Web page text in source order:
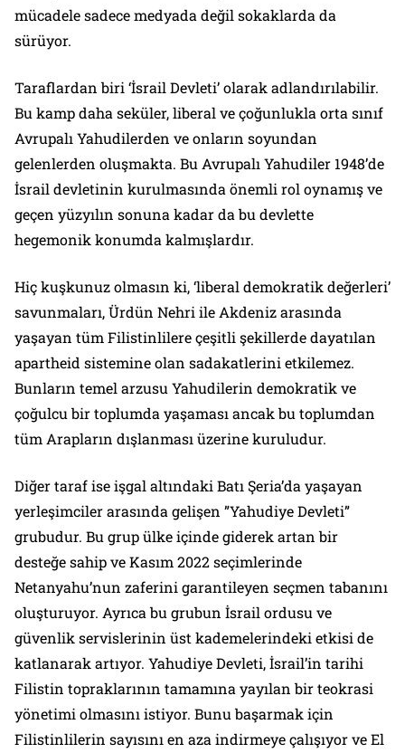
mücadele sadece medyada değil sokaklarda da
sürüyor.
Taraflardan biri ‘İsrail Devleti’ olarak adlandırılabilir.
Bu kamp daha seküler, liberal ve çoğunlukla orta sınıf
Avrupalı Yahudilerden ve onların soyundan
gelenlerden oluşmakta. Bu Avrupalı Yahudiler 1948’de
İsrail devletinin kurulmasında önemli rol oynamış ve
geçen yüzyılın sonuna kadar da bu devlette
hegemonik konumda kalmışlardır.
Hiç kuşkunuz olmasın ki, ‘liberal demokratik değerleri’
savunmaları, Ürdün Nehri ile Akdeniz arasında
yaşayan tüm Filistinlilere çeşitli şekillerde dayatılan
apartheid sistemine olan sadakatlerini etkilemez.
Bunların temel arzusu Yahudilerin demokratik ve
çoğulcu bir toplumda yaşaması ancak bu toplumdan
tüm Arapların dışlanması üzerine kuruludur.
Diğer taraf ise işgal altındaki Batı Şeria’da yaşayan
yerleşimciler arasında gelişen ”Yahudiye Devleti”
grubudur. Bu grup ülke içinde giderek artan bir
desteğe sahip ve Kasım 2022 seçimlerinde
Netanyahu’nun zaferini garantileyen seçmen tabanını
oluşturuyor. Ayrıca bu grubun İsrail ordusu ve
güvenlik servislerinin üst kademelerindeki etkisi de
katlanarak artıyor. Yahudiye Devleti, İsrail’in tarihi
Filistin topraklarının tamamına yayılan bir teokrasi
yönetimi olmasını istiyor. Bunu başarmak için
Filistinlilerin sayısını en aza indirmeye çalışıyor ve El